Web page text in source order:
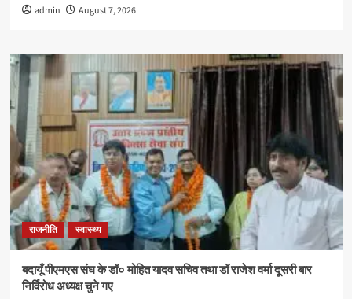
admin August 7, 2026
राजनीति स्वास्थ्य
बदायूँ पीएमएस संघ के डॉ० मोहित यादव सचिव तथा डॉ राजेश वर्मा दूसरी बार
निर्विरोध अध्यक्ष चुने गए